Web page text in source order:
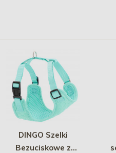
DINGO Szelki
Bezuciskowe z